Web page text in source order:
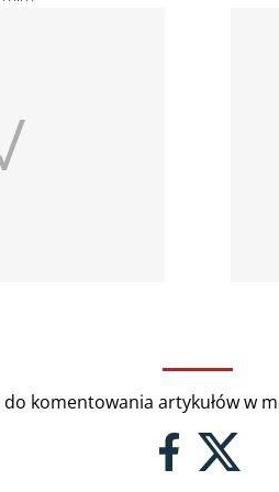
komentowania artykułów w